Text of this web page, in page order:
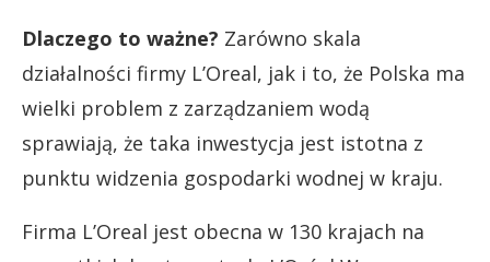
Dlaczego to ważne? Zarówno skala
działalności firmy L’Oreal, jak i to, że Polska ma
wielki problem z zarządzaniem wodą
sprawiają, że taka inwestycja jest istotna z
punktu widzenia gospodarki wodnej w kraju.
Firma L’Oreal jest obecna w 130 krajach na